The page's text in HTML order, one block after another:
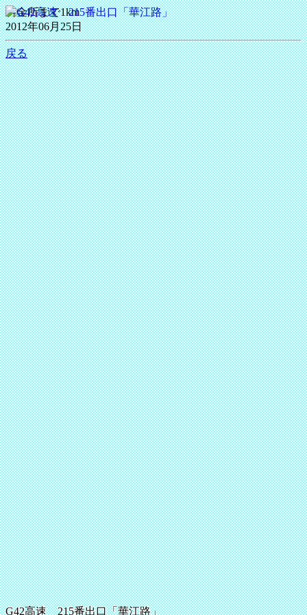
G42高速 215番出口「華江路」
料金所まで1km
2012年06月25日
戻る